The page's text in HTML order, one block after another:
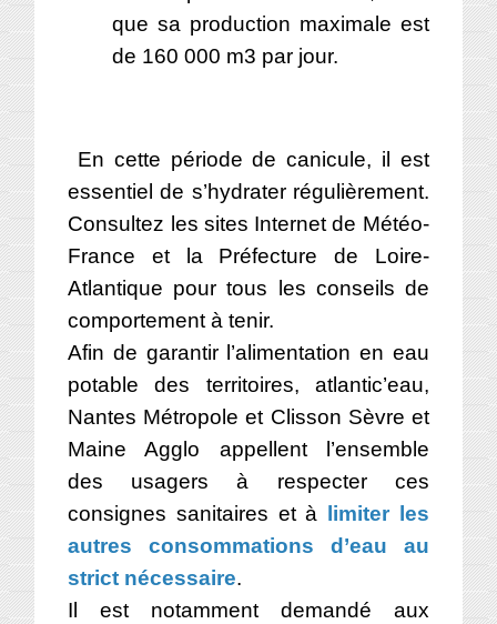
que sa production maximale est
de 160 000 m3 par jour.
En cette période de canicule, il est
essentiel de s’hydrater régulièrement.
Consultez les sites Internet de Météo-
France et la Préfecture de Loire-
Atlantique pour tous les conseils de
comportement à tenir.
Afin de garantir l’alimentation en eau
potable des territoires, atlantic’eau,
Nantes Métropole et Clisson Sèvre et
Maine Agglo appellent l’ensemble
des usagers à respecter ces
consignes sanitaires et à limiter les
autres consommations d’eau au
strict nécessaire.
Il est notamment demandé aux